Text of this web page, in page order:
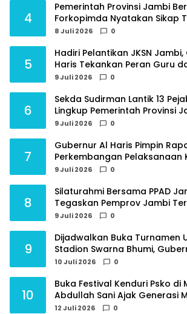
4
Pemerintah Provinsi Jambi
Forkopimda Nyatakan Sikap
Geng Motor
8 Juli 2026 0
5
Hadiri Pelantikan JKSN
Haris Tekankan Peran Guru
Moral Generasi Bangsa
9 Juli 2026 0
6
Sekda Sudirman Lantik 13
Lingkup Pemerintah Provinsi
9 Juli 2026 0
7
Gubernur Al Haris Pimpin
Perkembangan Pelaksanaan
Pembangunan Triwulan II TA
9 Juli 2026 0
8
Silaturahmi Bersama PPAD
Tegaskan Pemprov Jambi
Purnawirawan
9 Juli 2026 0
9
Dijadwalkan Buka Turnamen
Stadion Swarna Bhumi,
Berlaga Lawan Tim Urawa
10 Juli 2026 0
10
Buka Festival Kenduri Psko di
Abdullah Sani Ajak Generasi
Budaya dan Jauhi Narkoba
12 Juli 2026 0